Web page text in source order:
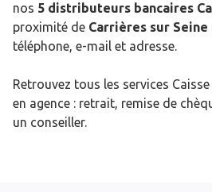
nos 5 distributeurs bancaires
proximité de Carrières sur Seine
téléphone, e-mail et adresse.
Retrouvez tous les services
en agence : retrait, remise de
un conseiller.